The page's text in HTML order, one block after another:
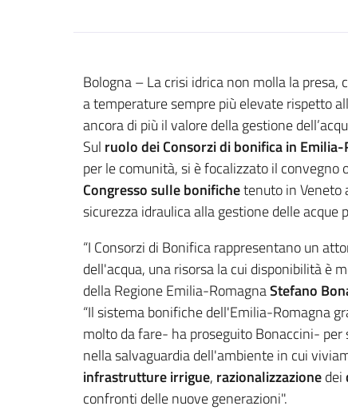
Contenuto
Bologna – La crisi idrica non molla la
a temperature sempre più elevate rispetto
ancora di più il valore della gestione
Sul ruolo deiConsorzi di bonifica in Emilia-
per le comunità, si è focalizzato il convegno
Congresso sulle bonifichetenuto in Veneto
sicurezza idraulica alla gestione delle acque
“I Consorzi di Bonifica rappresentano un
dell'acqua, una risorsa la cui disponibilità è
della Regione Emilia-RomagnaStefano
“Il sistema bonifiche dell'Emilia-Romagna
molto da fare- ha proseguito Bonaccini-
nella salvaguardia dell'ambiente in cui
infrastrutture irrigue, razionalizzazionedei
confronti delle nuove generazioni".